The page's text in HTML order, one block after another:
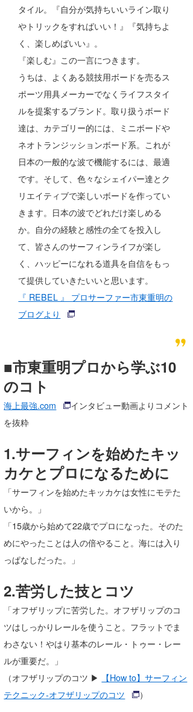
タイル。『自分が気持ちいいライン取り
やトリックをすればいい！』『気持ちよ
く、楽しめばいい』。
『楽しむ』この一言につきます。
うちは、よくある競技用ボードを売るス
ポーツ用具メーカーでなくライフスタイ
ルを提案するブランド。取り扱うボード
達は、カテゴリー的には、ミニボードや
ネオトランジッションボード系。これが
日本の一般的な波で機能するには、最適
です。そして、色々なシェイパー達とク
リエイティブで楽しいボードを作ってい
きます。日本の波でどれだけ楽しめる
か。自分の経験と感性の全てを投入し
て、皆さんのサーフィンライフが楽し
く、ハッピーになれる道具を自信をもっ
て提供していきたいいと思います。
『 REBEL 』 プロサーファー市東重明の
ブログより
■市東重明プロから学ぶ10
のコト
海上最強.com
インタビュー動画よりコメント
を抜粋
1.サーフィンを始めたキッ
カケとプロになるために
「サーフィンを始めたキッカケは女性にモテた
いから。」
「15歳から始めて22歳でプロになった。そのた
めにやったことは人の倍やること。海には入り
っぱなしだった。」
2.苦労した技とコツ
「オフザリップに苦労した。オフザリップのコ
ツはしっかりレールを使うこと。フラットでま
わさない！やはり基本のレール・トゥー・レー
ルが重要だ。」
（オフザリップのコツ ▶
【How to】サーフィン
テクニック-オフザリップのコツ
）
mitz
OYZ
S.K
VAGY
YUKI☆
たっちー
ハンマー
まっきー
三輪予報士
小川予報士
上田純子
唐澤予報士
SancheZ
ゴン
wanda
予報士 hiro.
banpaku
Mr.K
chappy
Romisea